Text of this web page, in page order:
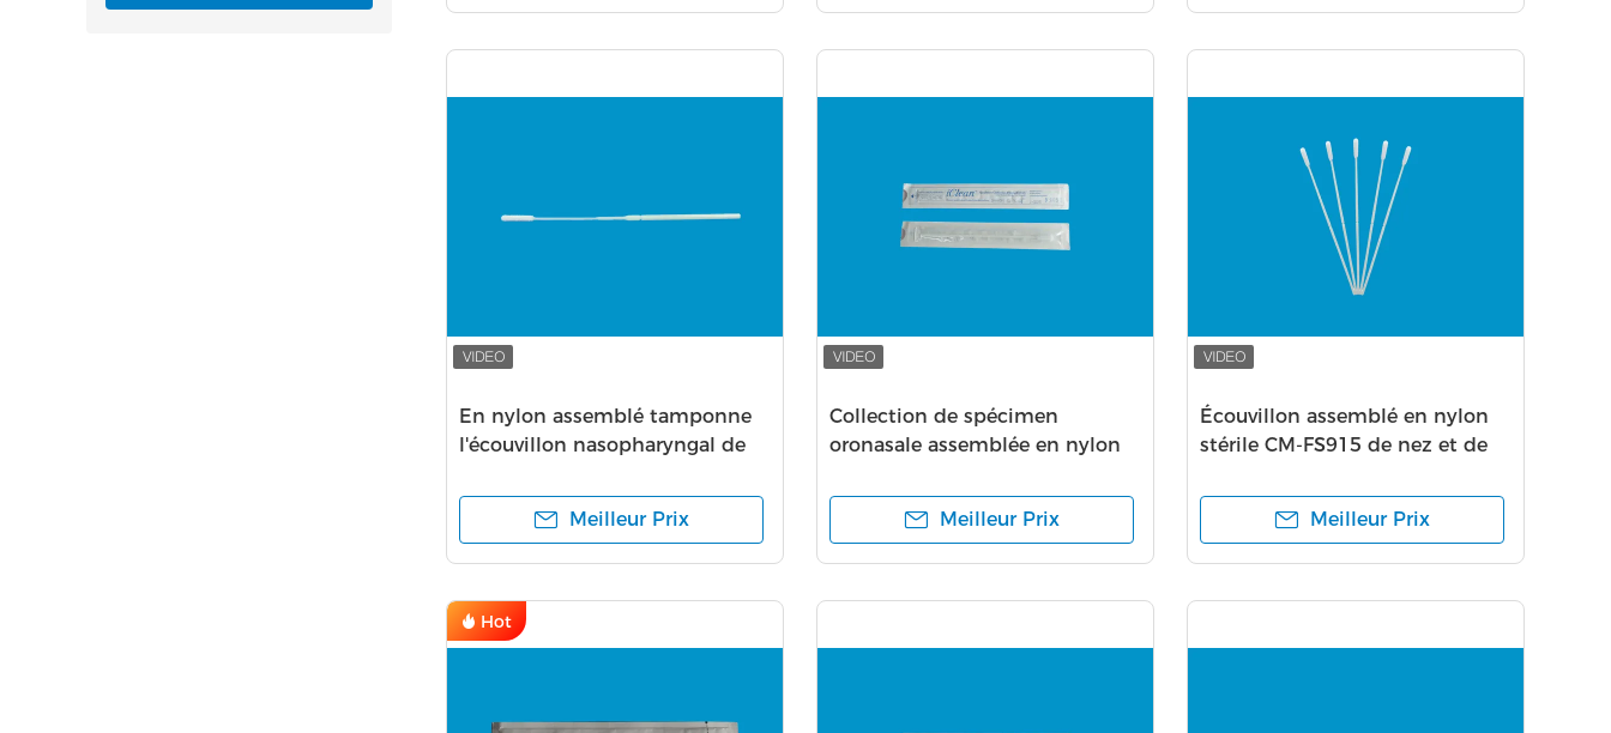
En nylon assemblé tamponne
l'écouvillon nasopharyngal de
Flocked d'essai d'ADN
Meilleur Prix
Collection de spécimen
oronasale assemblée en nylon
plastique de gorge CM-FS915
Meilleur Prix
Écouvillon assemblé en nylon
stérile CM-FS915 de nez et de
Meilleur Prix
Hot